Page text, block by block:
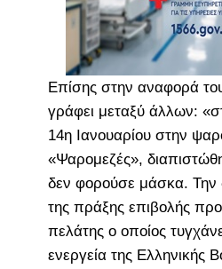
Επίσης στην αναφορά
γράφει μεταξύ άλλων:
14η Ιανουαρίου στην
«Ψαρομεζές»,
δεν φορούσε μάσκα. Την
της πράξης επιβολής
πελάτης ο οποίος
ενεργεία της Ελληνικής